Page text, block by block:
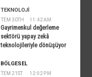
TEM 30TH 11:42 AM
TEKNOLOJİ
Gayrimenkul değerleme
sektörü yapay zekâ
teknolojileriyle dönüşüyor
TEM 21ST 12:02 PM
BÖLGESEL